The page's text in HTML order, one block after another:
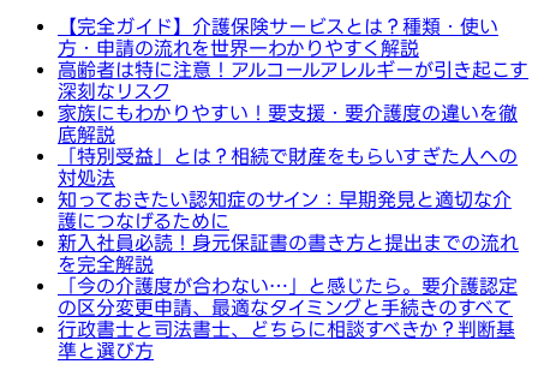
【完全ガイド】介護保険サービスとは？種類・使い
方・申請の流れを世界一わかりやすく解説
高齢者は特に注意！アルコールアレルギーが引き起こす
深刻なリスク
家族にもわかりやすい！要支援・要介護度の違いを徹
底解説
「特別受益」とは？相続で財産をもらいすぎた人への
対処法
知っておきたい認知症のサイン：早期発見と適切な介
護につなげるために
新入社員必読！身元保証書の書き方と提出までの流れ
を完全解説
「今の介護度が合わない…」と感じたら。要介護認定
の区分変更申請、最適なタイミングと手続きのすべて
行政書士と司法書士、どちらに相談すべきか？判断基
準と選び方